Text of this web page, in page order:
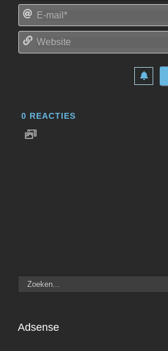
0 REACTIES
Zoeken
naar:
Adsense